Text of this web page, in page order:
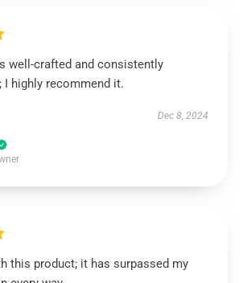
well-crafted and consistently
I highly recommend it.
Dec 8, 2024
this product; it has surpassed my